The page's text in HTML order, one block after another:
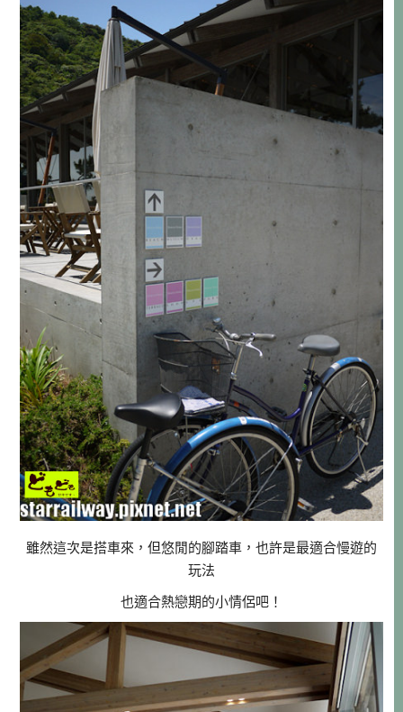
雖然這次是搭車來，但悠閒的腳踏車，也許是最適合慢遊的
玩法
也適合熱戀期的小情侶吧！